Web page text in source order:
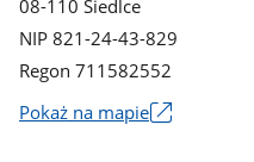
08-110 Siedlce
NIP 821-24-43-829
Regon 711582552
Pokaż na mapieLink